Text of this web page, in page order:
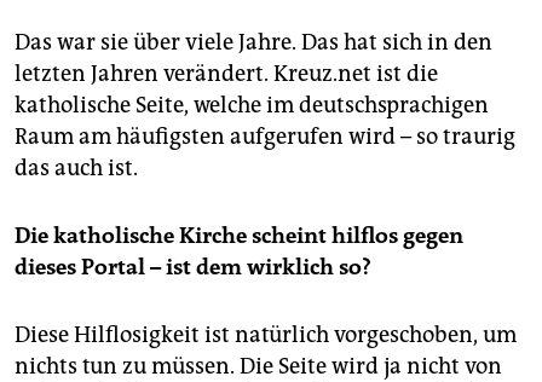
Das war sie über viele Jahre. Das hat sich in den
letzten Jahren verändert. Kreuz.net ist die
katholische Seite, welche im deutschsprachigen
Raum am häufigsten aufgerufen wird – so traurig
das auch ist.
Die katholische Kirche scheint hilflos gegen
dieses Portal – ist dem wirklich so?
Diese Hilflosigkeit ist natürlich vorgeschoben, um
nichts tun zu müssen. Die Seite wird ja nicht von